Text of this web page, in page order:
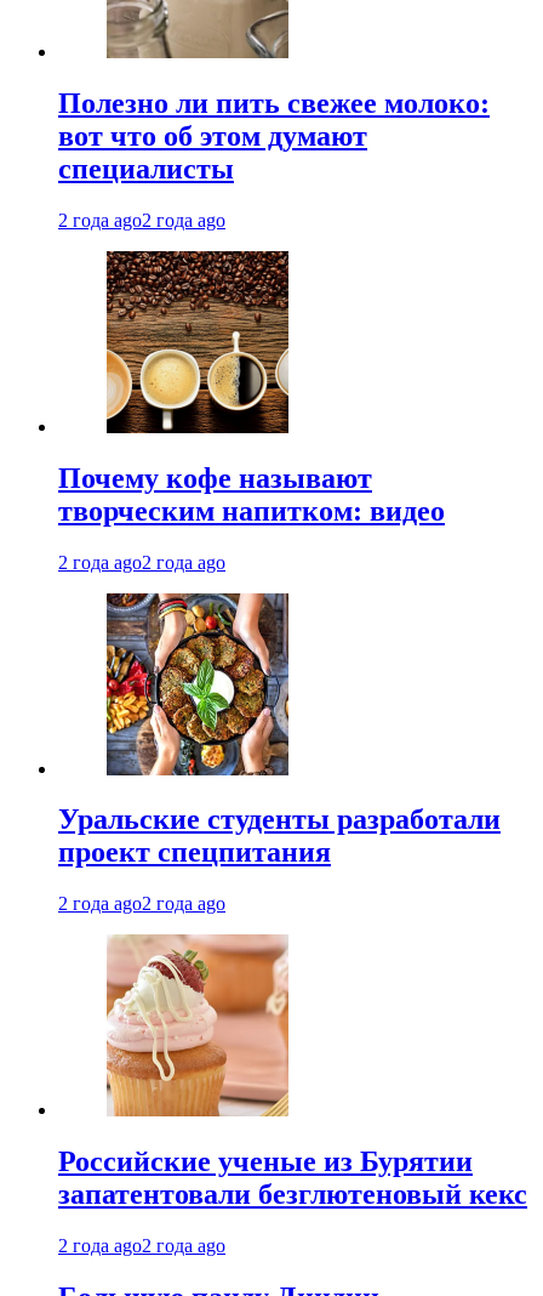
Полезно ли пить свежее молоко:
вот что об этом думают
специалисты
2 года ago2 года ago
Почему кофе называют
творческим напитком: видео
2 года ago2 года ago
Уральские студенты разработали
проект спецпитания
2 года ago2 года ago
Российские ученые из Бурятии
запатентовали безглютеновый кекс
2 года ago2 года ago